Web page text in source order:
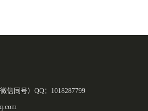
信同号）QQ：1018287799